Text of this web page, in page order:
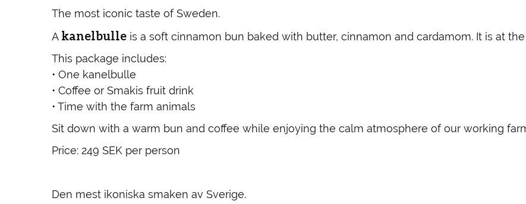
The most iconic taste of Sweden.
A kanelbulle is a soft cinnamon bun baked with butter, cinnamon and cardamom. It is at
This package includes:
• One kanelbulle
• Coffee or Smakis fruit drink
• Time with the farm animals
Sit down with a warm bun and coffee while enjoying the calm atmosphere of our working
Price: 249 SEK per person
Den mest ikoniska smaken av Sverige.